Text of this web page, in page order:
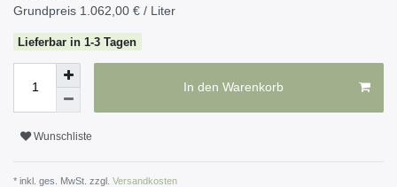
Grundpreis 1.062,00 € / Liter
Lieferbar in 1-3 Tagen
In den Warenkorb
Wunschliste
* inkl. ges. MwSt. zzgl. Versandkosten